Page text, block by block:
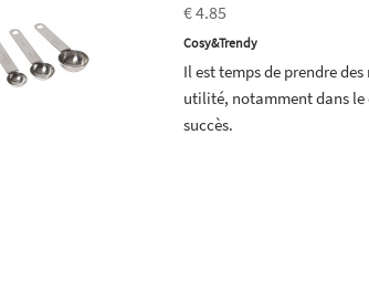
€ 4.85
Cosy&Trendy
Il est temps de prendre
utilité, notamment dans le
succès.